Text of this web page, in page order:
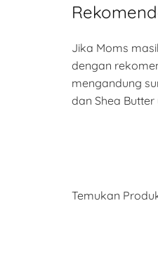
Jika Moms
dengan
mengandung
dan Shea
Temukan